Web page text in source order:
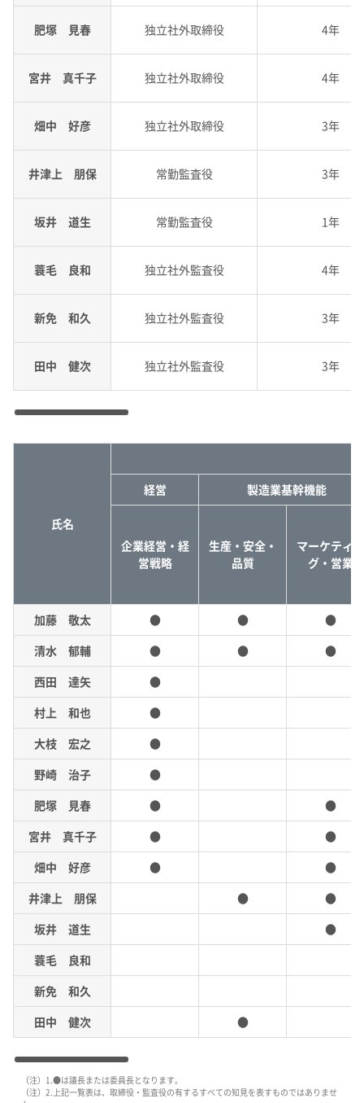
肥塚 見春 独立社外取締役 4年
宮井 真千子 独立社外取締役 4年
畑中 好彦 独立社外取締役 3年
井津上 朋保 常勤監査役 3年
坂井 道生 常勤監査役 1年
蓑毛 良和 独立社外監査役 4年
新免 和久 独立社外監査役 3年
田中 健次 独立社外監査役 3年
氏名
経営 製造業基幹機能
企業経営・経
営戦略
生産・安全・
品質
マーケティン
グ・営業
加藤 敬太 ● ●
●
清水 郁輔
● ●
●
西田 達矢
●
村上 和也
●
大枝 宏之
●
野崎 治子
●
肥塚 見春
●
●
宮井 真千子
●
●
畑中 好彦
●
●
井津上 朋保
●
●
坂井 道生
●
蓑毛 良和
新免 和久
田中 健次
●
（注）1.●は議長または委員長となります。
（注）2.上記一覧表は、取締役・監査役の有するすべての知見を表すものではありませ